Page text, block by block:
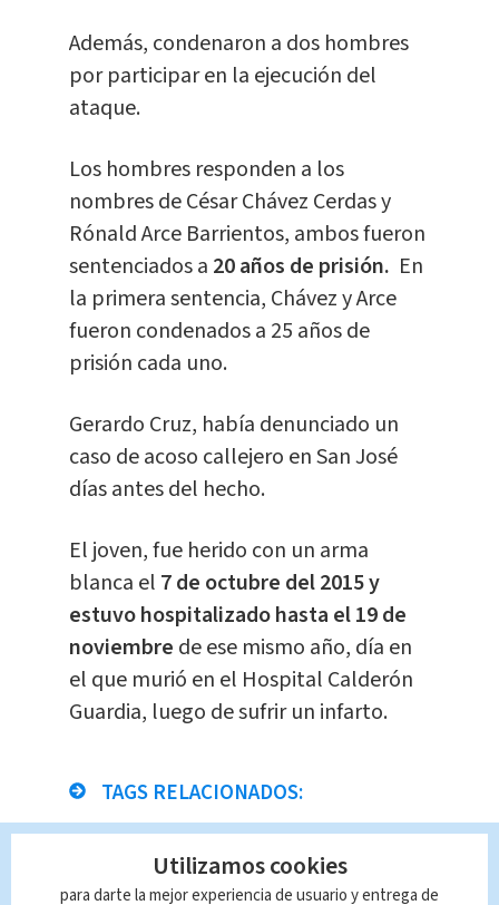
Además, condenaron a dos hombres
por participar en la ejecución del
ataque.
Los hombres responden a los
nombres de César Chávez Cerdas y
Rónald Arce Barrientos, ambos fueron
sentenciados a 20 años de prisión. En
la primera sentencia, Chávez y Arce
fueron condenados a 25 años de
prisión cada uno.
Gerardo Cruz, había denunciado un
caso de acoso callejero en San José
días antes del hecho.
El joven, fue herido con un arma
blanca el 7 de octubre del 2015 y
estuvo hospitalizado hasta el 19 de
noviembre de ese mismo año, día en
el que murió en el Hospital Calderón
Guardia, luego de sufrir un infarto.
TAGS RELACIONADOS:
Utilizamos cookies
para darte la mejor experiencia de usuario y entrega de